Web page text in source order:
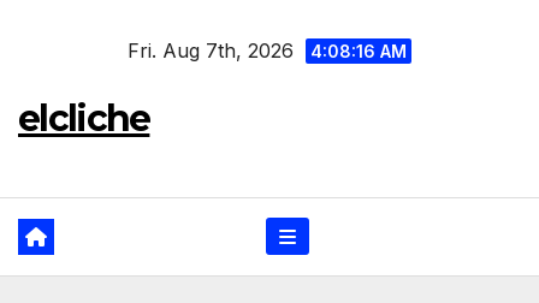
Fri. Aug 7th, 2026 4:08:16 AM
elcliche